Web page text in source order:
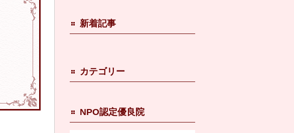
新着記事
カテゴリー
NPO認定優良院